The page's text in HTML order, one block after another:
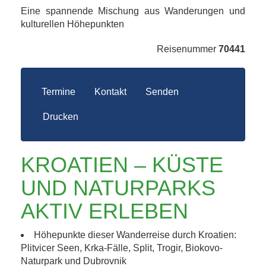
Eine spannende Mischung aus Wanderungen und
kulturellen Höhepunkten
Reisenummer 70441
Termine Kontakt Senden
Drucken
KROATIEN – KÜSTE
UND NATURPARKS
AKTIV ERLEBEN
Höhepunkte dieser Wanderreise durch Kroatien:
Plitvicer Seen, Krka-Fälle, Split, Trogir, Biokovo-
Naturpark und Dubrovnik